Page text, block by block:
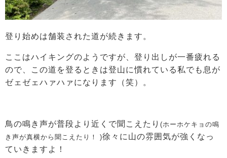
登り始めは舗装された道が続きます。
ここはハイキングのようですが、登り出しが一番疲れる
ので、この道を登るときは登山に慣れている私でも息が
ゼェゼェハァハァになります（笑）。
鳥の鳴き声が普段より近くで聞こえたり (ホーホケキョの鳴
き声が真横から聞こえたり！ )徐々に山の雰囲気が強くなっ
ていきますよ！